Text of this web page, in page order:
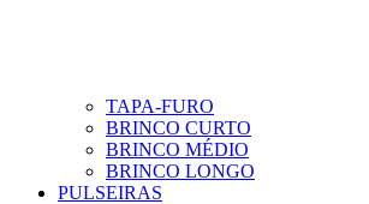
TAPA-FURO
BRINCO CURTO
BRINCO MÉDIO
BRINCO LONGO
PULSEIRAS